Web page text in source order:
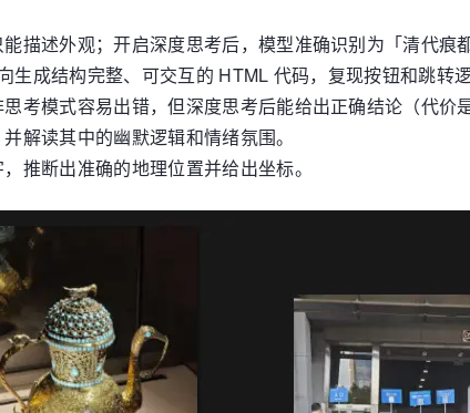
描述外观；开启深度思考后，模型准确识别为「清代痕
生成结构完整、可交互的 HTML 代码，复现按钮和跳转逻
考模式容易出错，但深度思考后能给出正确结论（代价
解读其中的幽默逻辑和情绪氛围。
推断出准确的地理位置并给出坐标。